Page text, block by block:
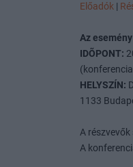
Előadók |
Az
IDÕPONT:
HELYSZÍN:
1133
A
A